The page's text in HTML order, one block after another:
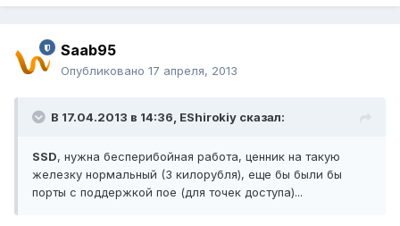
Saab95
Опубликовано 17 апреля, 2013
В 17.04.2013 в 14:36, EShirokiy сказал:
SSD, нужна бесперибойная работа, ценник на такую
железку нормальный (3 килорубля), еще бы были бы
порты с поддержкой пое (для точек доступа)...